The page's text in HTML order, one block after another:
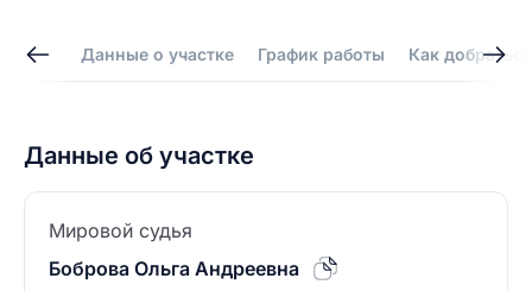
Данные о участке График работы Как добраться
Данные об участке
Мировой судья
Боброва Ольга Андреевна